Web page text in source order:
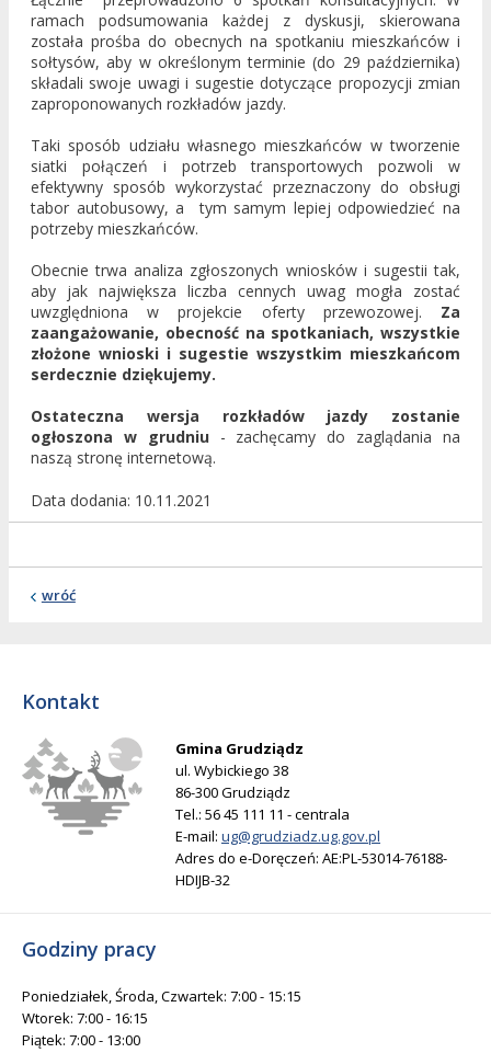
ramach podsumowania każdej z dyskusji, skierowana
została prośba do obecnych na spotkaniu mieszkańców i
sołtysów, aby w określonym terminie (do 29 października)
składali swoje uwagi i sugestie dotyczące propozycji zmian
zaproponowanych rozkładów jazdy.
Taki sposób udziału własnego mieszkańców w tworzenie
siatki połączeń i potrzeb transportowych pozwoli w
efektywny sposób wykorzystać przeznaczony do obsługi
tabor autobusowy, a tym samym lepiej odpowiedzieć na
potrzeby mieszkańców.
Obecnie trwa analiza zgłoszonych wniosków i sugestii tak,
aby jak największa liczba cennych uwag mogła zostać
uwzględniona w projekcie oferty przewozowej. Za
zaangażowanie, obecność na spotkaniach, wszystkie
złożone wnioski i sugestie wszystkim mieszkańcom
serdecznie dziękujemy.
Ostateczna wersja rozkładów jazdy zostanie
ogłoszona w grudniu- zachęcamy do zaglądania na
naszą stronę internetową.
Data dodania 10.11.2021
wróć
Kontakt
Gmina Grudziądz
ul. Wybickiego 38
86-300 Grudziądz
Tel.: 56 45 111 11 - centrala
E-mail: ug@grudziadz.ug.gov.pl
Adres do e-Doręczeń: AE:PL-53014-76188-
HDIJB-32
Godziny pracy
Poniedziałek, Środa, Czwartek: 7:00 - 15:15
Wtorek: 7:00 - 16:15
Piątek: 7:00 - 13:00